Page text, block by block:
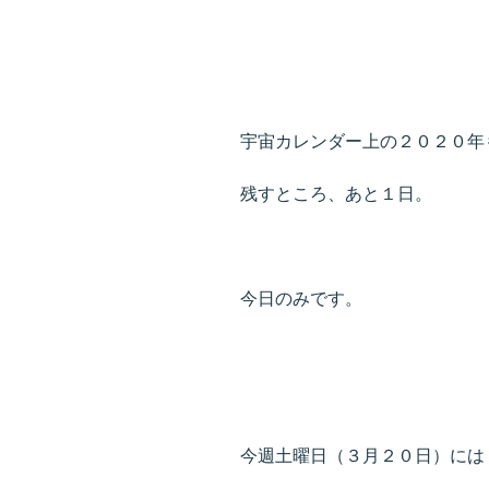
宇宙カレンダー上の２０２０年
残すところ、あと１日。
今日のみです。
今週土曜日（３月２０日）には